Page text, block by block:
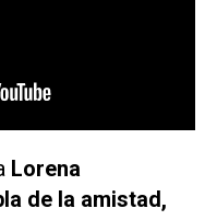
Lorena
de la amistad,